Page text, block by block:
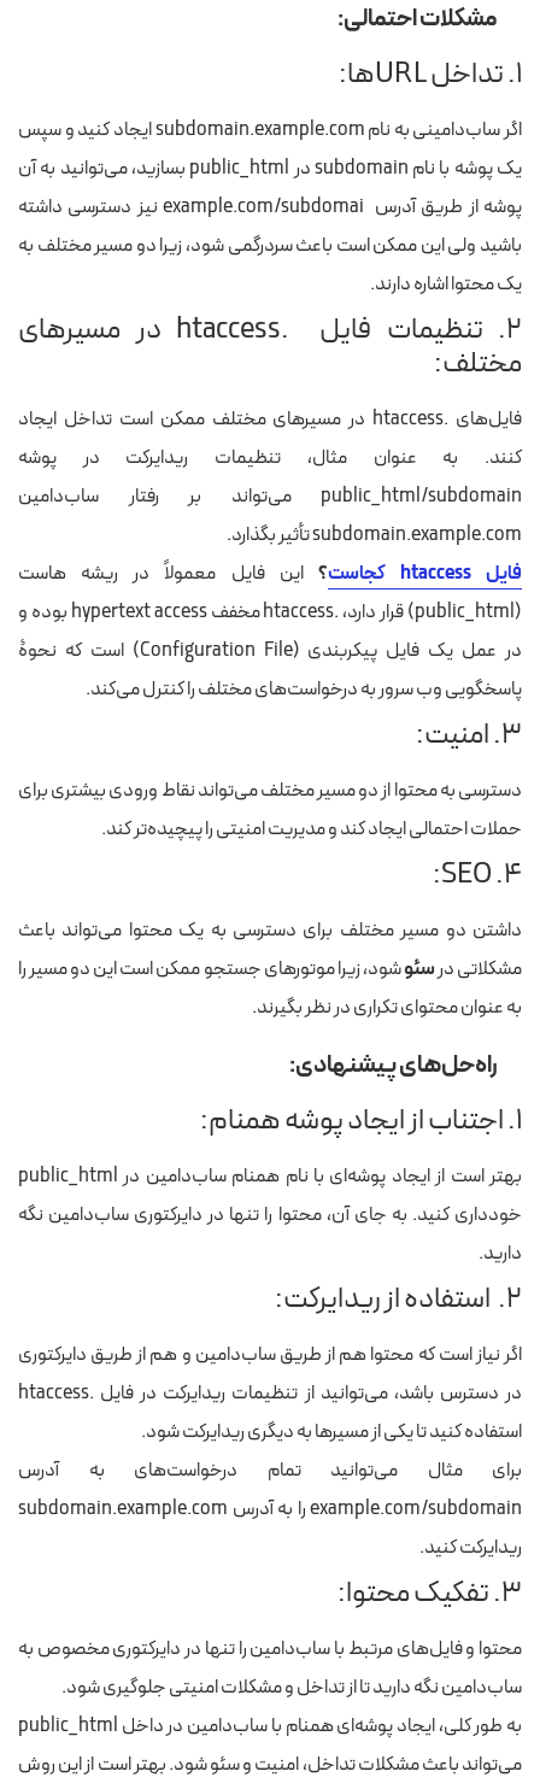
مشکلات احتمالی:
۱. تداخل URL‌ها:
اگر ساب‌دامینی به نامsubdomain.example.comایجاد کنید و سپس
یک پوشه با نام subdomainدرpublic_html بسازید، می‌توانید به آن
پوشه از طریق آدرس example.com/subdomaiنیز دسترسی داشته
باشید ولی این ممکن است باعث سردرگمی شود، زیرا دو مسیر مختلف به
یک محتوا اشاره دارند.
۲. تنظیمات فایل .htaccess در مسیرهای
مختلف:
فایل‌های .htaccess
در مسیرهای مختلف ممکن است تداخل ایجاد
کنند. به عنوان مثال، تنظیمات ریدایرکت در پوشه
public_html/subdomain می‌تواند بر رفتار ساب‌دامین
subdomain.example.comتأثیر بگذارد.
فایل htaccess کجاست
؟ این فایل معمولاً در ریشه هاست
(public_html) قرار دارد، .htaccess مخفف hypertext access بوده و
در عمل یک فایل پیکربندی (Configuration File) است که نحوۀ
پاسخگویی وب سرور به درخواست‌های مختلف را کنترل می‌کند.
۳. امنیت:
دسترسی به محتوا از دو مسیر مختلف می‌تواند نقاط ورودی بیشتری برای
حملات احتمالی ایجاد کند و مدیریت امنیتی را پیچیده‌تر کند.
۴. SEO:
داشتن دو مسیر مختلف برای دسترسی به یک محتوا می‌تواند باعث
مشکلاتی درسئوشود، زیرا موتورهای جستجو ممکن است این دو مسیر را
به عنوان محتوای تکراری در نظر بگیرند.
راه‌حل‌های پیشنهادی:
۱. اجتناب از ایجاد پوشه همنام:
بهتر است از ایجاد پوشه‌ای با نام همنام ساب‌دامین درpublic_html
خودداری کنید. به جای آن، محتوا را تنها در دایرکتوری ساب‌دامین نگه
دارید.
۲. استفاده از ریدایرکت:
اگر نیاز است که محتوا هم از طریق ساب‌دامین و هم از طریق دایرکتوری
در دسترس باشد، می‌توانید از تنظیمات ریدایرکت در فایل .htaccess
استفاده کنید تا یکی از مسیرها به دیگری ریدایرکت شود.
برای مثال می‌توانید تمام درخواست‌های به آدرس
example.com/subdomainرا به آدرس subdomain.example.com
ریدایرکت کنید.
۳. تفکیک محتوا:
محتوا و فایل‌های مرتبط با ساب‌دامین را تنها در دایرکتوری مخصوص به
ساب‌دامین نگه دارید تا از تداخل و مشکلات امنیتی جلوگیری شود.
به طور کلی، ایجاد پوشه‌ای همنام با ساب‌دامین در داخل public_html
می‌تواند باعث مشکلات تداخل، امنیت و سئو شود. بهتر است از این روش